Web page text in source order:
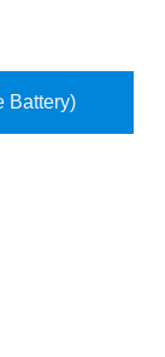
Battery)